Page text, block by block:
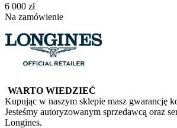
‍6 000‍ zł
Na zamówienie
WARTO WIEDZIEĆ
Kupując w naszym sklepie masz gwarancję
Jesteśmy autoryzowanym sprzedawcą oraz
Longines.